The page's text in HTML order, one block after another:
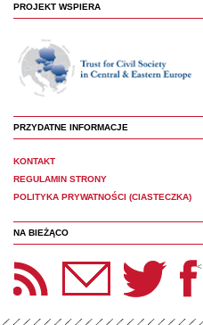
PROJEKT WSPIERA
PRZYDATNE INFORMACJE
KONTAKT
REGULAMIN STRONY
POLITYKA PRYWATNOŚCI (CIASTECZKA)
NA BIEŻĄCO
Panoptyka Facebook <